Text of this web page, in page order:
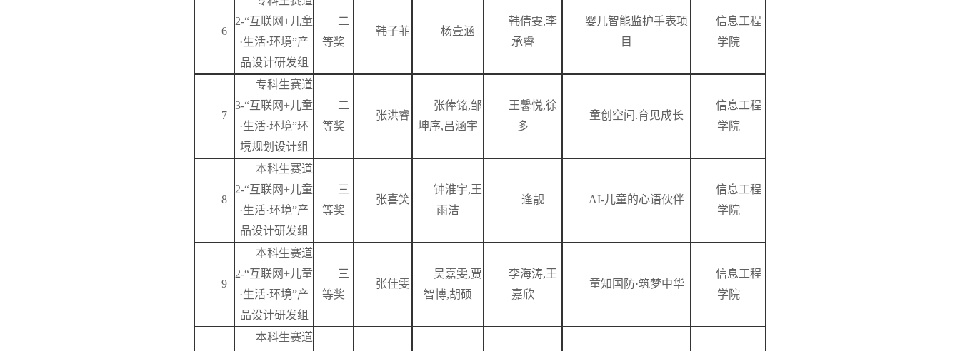
6
2-“互联网+儿童
·生活·环境”产
品设计研发组
二
等奖
韩子菲 杨壹涵
韩倩雯,李
承睿
婴儿智能监护手表项
目
信息工程
学院
7
专科生赛道
3-“互联网+儿童
·生活·环境”环
境规划设计组
二
等奖
张洪睿
张俸铭,邹
坤序,吕涵宇
王馨悦,徐
多
童创空间.育见成长
信息工程
学院
8
本科生赛道
2-“互联网+儿童
·生活·环境”产
品设计研发组
三
等奖
张喜笑
钟淮宇,王
雨洁
逄靓 AI-儿童的心语伙伴
信息工程
学院
9
本科生赛道
2-“互联网+儿童
·生活·环境”产
品设计研发组
三
等奖
张佳雯
吴嘉雯,贾
智博,胡硕
李海涛,王
嘉欣
童知国防·筑梦中华
信息工程
学院
本科生赛道